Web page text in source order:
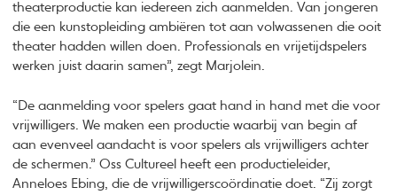
theaterproductie kan iedereen zich aanmelden. Van jongeren
die een kunstopleiding ambiëren tot aan volwassenen die ooit
theater hadden willen doen. Professionals en vrijetijdspelers
werken juist daarin samen”, zegt Marjolein.
“De aanmelding voor spelers gaat hand in hand met die voor
vrijwilligers. We maken een productie waarbij van begin af
aan evenveel aandacht is voor spelers als vrijwilligers achter
de schermen.” Oss Cultureel heeft een productieleider,
Anneloes Ebing, die de vrijwilligerscoördinatie doet. “Zij zorgt